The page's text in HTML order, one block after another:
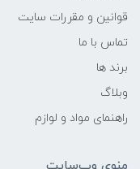
قوانین و مقررات سایت
تماس با ما
برند ها
وبلاگ
راهنمای مواد و لوازم